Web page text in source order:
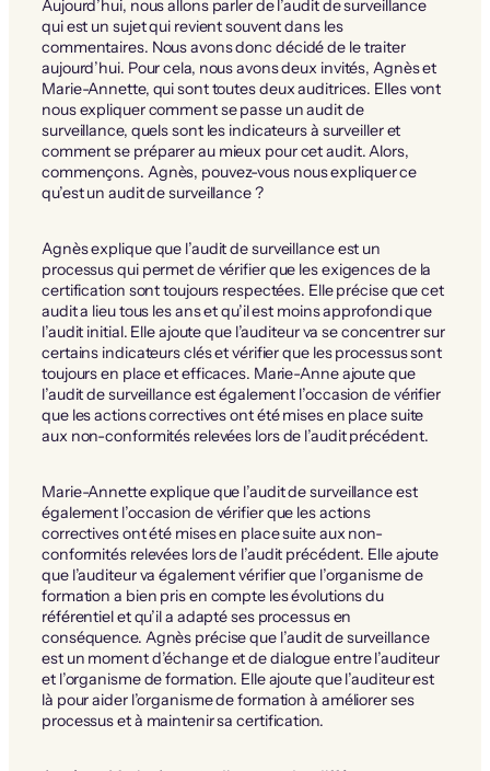
Aujourd’hui, nous allons parler de l’audit de surveillance
qui est un sujet qui revient souvent dans les
commentaires. Nous avons donc décidé de le traiter
aujourd’hui. Pour cela, nous avons deux invités, Agnès et
Marie-Annette, qui sont toutes deux auditrices. Elles vont
nous expliquer comment se passe un audit de
surveillance, quels sont les indicateurs à surveiller et
comment se préparer au mieux pour cet audit. Alors,
commençons. Agnès, pouvez-vous nous expliquer ce
qu’est un audit de surveillance ?
Agnès explique que l’audit de surveillance est un
processus qui permet de vérifier que les exigences de la
certification sont toujours respectées. Elle précise que cet
audit a lieu tous les ans et qu’il est moins approfondi que
l’audit initial. Elle ajoute que l’auditeur va se concentrer sur
certains indicateurs clés et vérifier que les processus sont
toujours en place et efficaces. Marie-Anne ajoute que
l’audit de surveillance est également l’occasion de vérifier
que les actions correctives ont été mises en place suite
aux non-conformités relevées lors de l’audit précédent.
Marie-Annette explique que l’audit de surveillance est
également l’occasion de vérifier que les actions
correctives ont été mises en place suite aux non-
conformités relevées lors de l’audit précédent. Elle ajoute
que l’auditeur va également vérifier que l’organisme de
formation a bien pris en compte les évolutions du
référentiel et qu’il a adapté ses processus en
conséquence. Agnès précise que l’audit de surveillance
est un moment d’échange et de dialogue entre l’auditeur
et l’organisme de formation. Elle ajoute que l’auditeur est
là pour aider l’organisme de formation à améliorer ses
processus et à maintenir sa certification.